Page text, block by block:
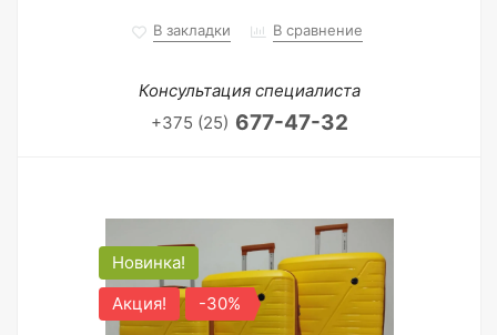
В закладки В сравнение
Консультация специалиста
+375 (25) 677-47-32
Новинка!
Акция!
-30%